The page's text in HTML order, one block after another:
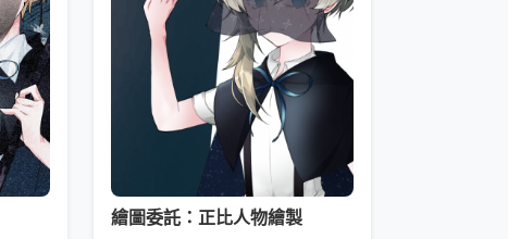
繪圖委託：正比人物繪製